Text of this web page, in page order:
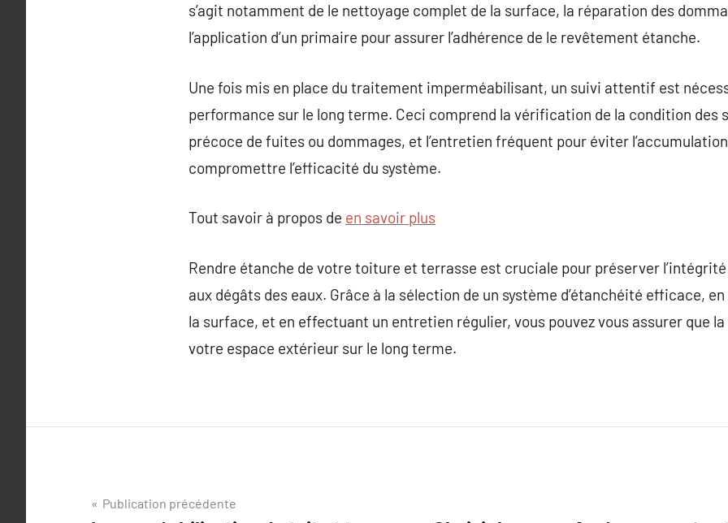
s’agit notamment de le nettoyage complet de la surface, la réparation des
l’application d’un primaire pour assurer l’adhérence de le revêtement étanche.
Une fois mis en place du traitement imperméabilisant, un suivi attentif est
performance sur le long terme. Ceci comprend la vérification de la condition des
précoce de fuites ou dommages, et l’entretien fréquent pour éviter
compromettre l’efficacité du système.
Tout savoir à propos de en savoir plus
Rendre étanche de votre toiture et terrasse est cruciale pour préserver
aux dégâts des eaux. Grâce à la sélection de un système d’étanchéité efficace,
la surface, et en effectuant un entretien régulier, vous pouvez vous assurer que
votre espace extérieur sur le long terme.
Navigation
Publication précédente